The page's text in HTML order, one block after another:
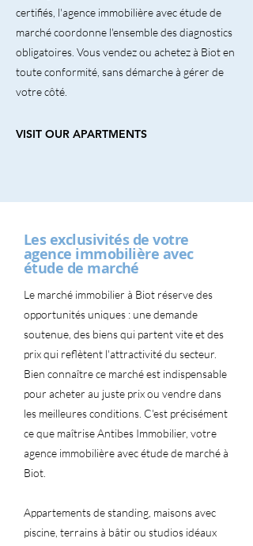
certifiés, l'agence immobilière avec étude de
marché coordonne l'ensemble des diagnostics
obligatoires. Vous vendez ou achetez à Biot en
toute conformité, sans démarche à gérer de
votre côté.
VISIT OUR APARTMENTS
Les exclusivités de votre
agence immobilière avec
étude de marché
Le marché immobilier à Biot réserve des
opportunités uniques : une demande
soutenue, des biens qui partent vite et des
prix qui reflètent l'attractivité du secteur.
Bien connaître ce marché est indispensable
pour acheter au juste prix ou vendre dans
les meilleures conditions. C'est précisément
ce que maîtrise Antibes Immobilier, votre
agence immobilière avec étude de marché à
Biot.
Appartements de standing, maisons avec
piscine, terrains à bâtir ou studios idéaux